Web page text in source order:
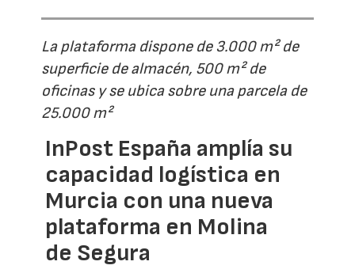
La plataforma dispone de 3.000 m² de
superficie de almacén, 500 m² de
oficinas y se ubica sobre una parcela de
25.000 m²
InPost España amplía su
capacidad logística en
Murcia con una nueva
plataforma en Molina
de Segura